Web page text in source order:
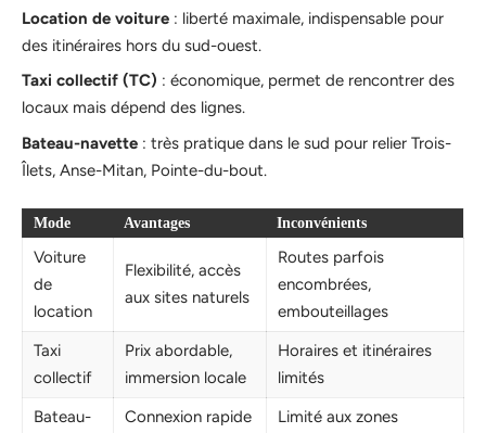
Location de voiture : liberté maximale, indispensable pour
des itinéraires hors du sud-ouest.
Taxi collectif (TC) : économique, permet de rencontrer des
locaux mais dépend des lignes.
Bateau-navette : très pratique dans le sud pour relier Trois-
Îlets, Anse-Mitan, Pointe-du-bout.
Mode Avantages Inconvénients
Voiture
de
location
Flexibilité, accès
aux sites naturels
Routes parfois
encombrées,
embouteillages
Taxi
collectif
Prix abordable,
immersion locale
Horaires et itinéraires
limités
Bateau-
Connexion rapide
Limité aux zones